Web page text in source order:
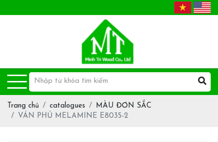
Trang chủ catalogues
MÀU ĐƠN SẮC
VÁN PHỦ MELAMINE E8035-2